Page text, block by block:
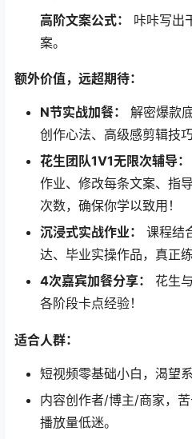
高阶文案公式：​
咔咔写出
案。
额外价值，远超期待：​
N节实战加餐：​
解密爆款
创作心法、高级感剪辑技
花生团队1V1无限次辅导：​
作业、修改每条文案、指
次数，确保你学以致用！
沉浸式实战作业：​
课程结
达、毕业实操作品，真正
4次嘉宾加餐分享：​
花生
各阶段卡点经验！
适合人群：​
短视频零基础小白，渴望系
内容创作者/博主/商家，苦
播放量低迷。